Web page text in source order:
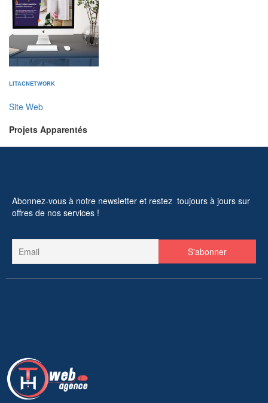
LITACNETWORK
Site Web
Projets Apparentés
Abonnez-vous à notre newsletter et restez toujours à jours sur
offres de nos services !